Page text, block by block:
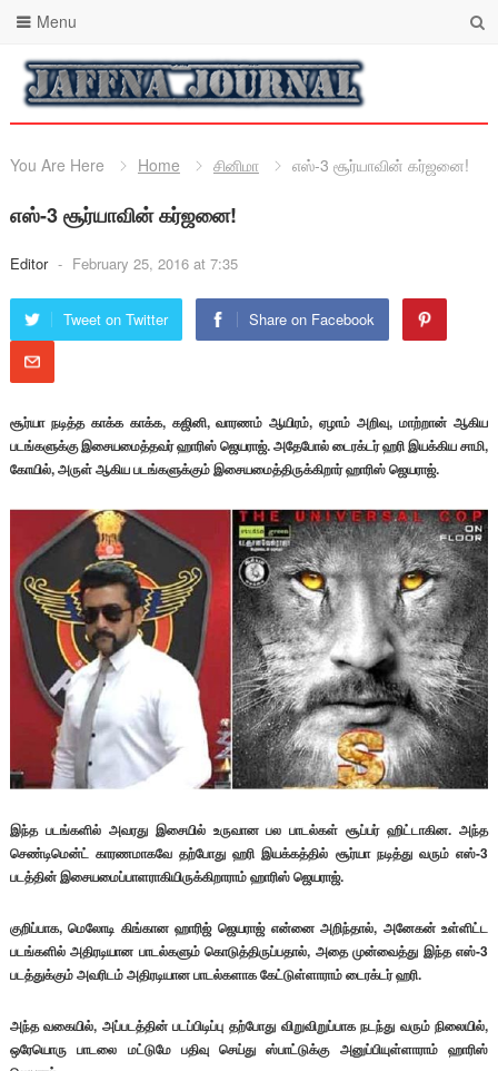
Menu
You Are Here Home சினிமா எஸ்-3 சூர்யாவின் கர்ஜனை!
எஸ்-3 சூர்யாவின் கர்ஜனை!
Editor - February 25, 2016 at 7:35
Tweet on Twitter Share on Facebook
சூர்யா நடித்த காக்க காக்க, கஜினி, வாரணம் ஆயிரம், ஏழாம் அறிவு, மாற்றான் ஆகிய
படங்களுக்கு இசையமைத்தவர் ஹாரிஸ் ஜெயராஜ். அதேபோல் டைரக்டர் ஹரி இயக்கிய சாமி,
கோயில், அருள் ஆகிய படங்களுக்கும் இசையமைத்திருக்கிறார் ஹாரிஸ் ஜெயராஜ்.
இந்த படங்களில் அவரது இசையில் உருவான பல பாடல்கள் சூப்பர் ஹிட்டாகின. அந்த
செண்டிமென்ட் காரணமாகவே தற்போது ஹரி இயக்கத்தில் சூர்யா நடித்து வரும் எஸ்-3
படத்தின் இசையமைப்பாளராகியிருக்கிறாராம் ஹாரிஸ் ஜெயராஜ்.
குறிப்பாக, மெலோடி கிங்கான ஹாரிஜ் ஜெயராஜ் என்னை அறிந்தால், அனேகன் உள்ளிட்ட
படங்களில் அதிரடியான பாடல்களும் கொடுத்திருப்பதால், அதை முன்வைத்து இந்த எஸ்-3
படத்துக்கும் அவரிடம் அதிரடியான பாடல்களாக கேட்டுள்ளாராம் டைரக்டர் ஹரி.
அந்த வகையில், அப்படத்தின் படப்பிடிப்பு தற்போது விறுவிறுப்பாக நடந்து வரும் நிலையில்,
ஒரேயொரு பாடலை மட்டுமே பதிவு செய்து ஸ்பாட்டுக்கு அனுப்பியுள்ளாராம் ஹாரிஸ்